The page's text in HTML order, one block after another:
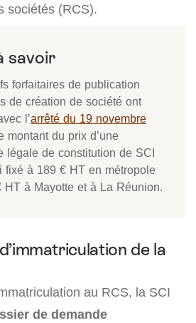
sociétés (RCS).
savoir
forfaitaires de publication
de création de société ont
l’arrêté du 19 novembre
montant du prix d’une
légale de constitution de SCI
fixé à 189 € HT en métropole
HT à Mayotte et à La Réunion.
de la
au RCS, la SCI
de demande